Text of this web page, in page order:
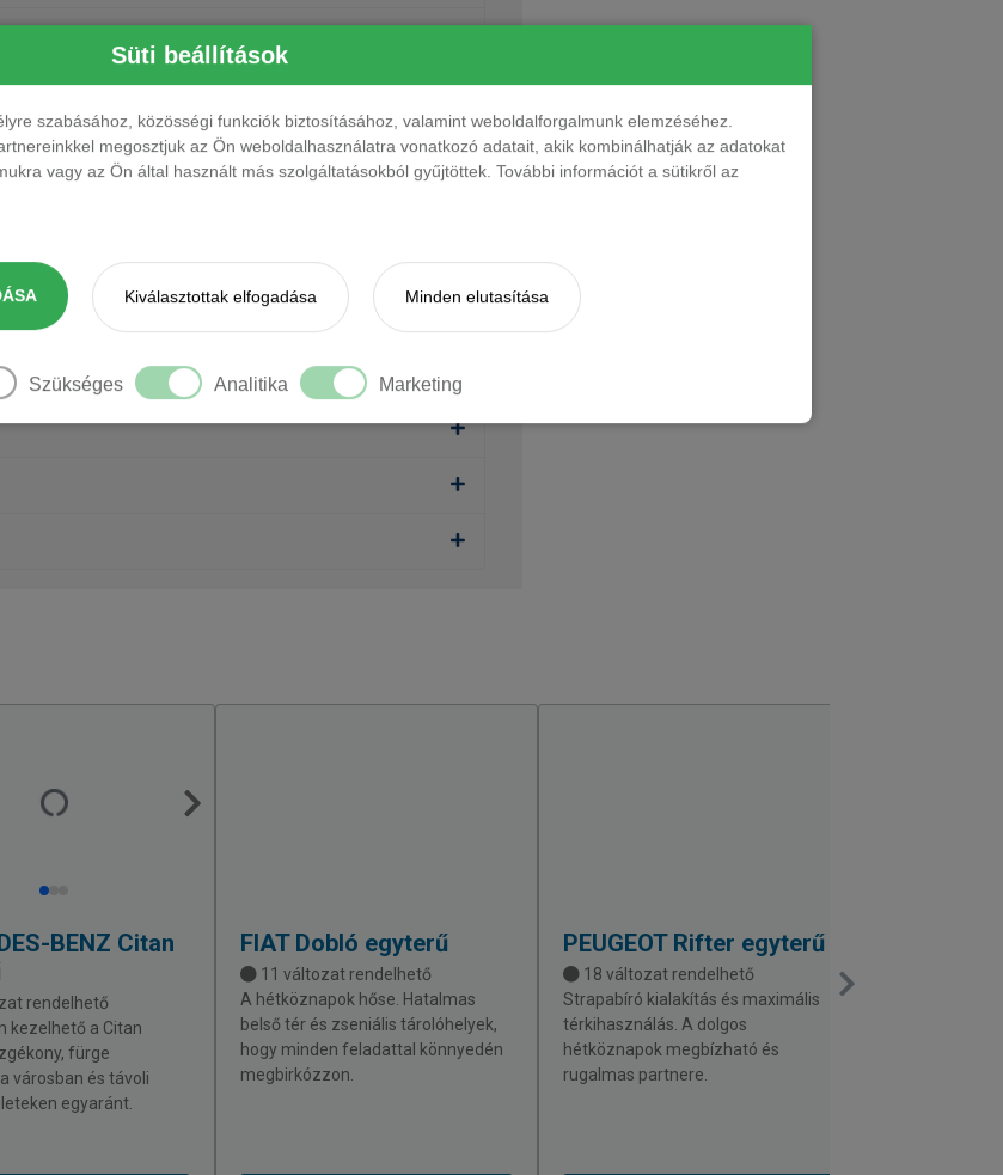
Süti beállítások
szabásához, közösségi funkciók biztosításához, valamint weboldalforgalmunk elemzéséhez.
megosztjuk az Ön weboldalhasználatra vonatkozó adatait, akik kombinálhatják az adatokat
vagy az Ön által használt más szolgáltatásokból gyűjtöttek. További információt a sütikről az
Kiválasztottak elfogadása Minden elutasítása
Szükséges Analitika Marketing
BENZ Citan
rendelhető
kezelhető a Citan
fürge
városban és távoli
egyaránt.
FIATDobló egyterű
11 változat rendelhető
A hétköznapok hőse. Hatalmas
belső tér és zseniális tárolóhelyek,
hogy minden feladattal könnyedén
megbirkózzon.
PEUGEOTRifter egyterű
18 változat rendelhető
Strapabíró kialakítás és maximális
térkihasználás. A dolgos
hétköznapok megbízható és
rugalmas partnere.